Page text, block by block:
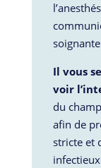
Il vous
voir
du
afin de
stricte et